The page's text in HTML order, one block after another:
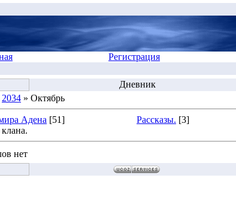
Регистрация
Дневник
2034 » Октябрь
Адена [51]
Рассказы. [3]
нет